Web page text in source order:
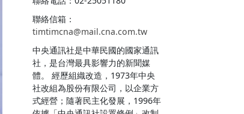
聯絡信箱：
timtimcna@mail.cna.com.tw
中央通訊社是中華民國的國家通訊
社，是台灣最具影響力的新聞媒
體。 經歷組織改造，1973年中央
社改組為股份有限公司，以企業方
式經營；隨著民主化發展，1996年